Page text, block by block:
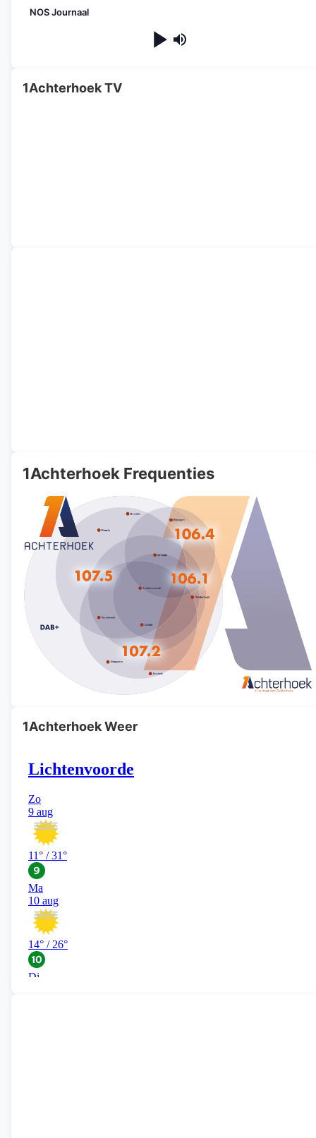
NOS Journaal
1Achterhoek TV
1Achterhoek Frequenties
1Achterhoek Weer